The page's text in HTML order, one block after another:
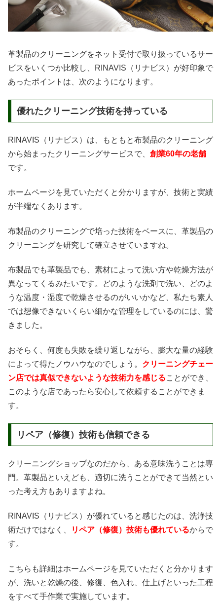
革製品のクリーニングをネット受付で取り扱っているサー
ビスをいくつか比較し、RINAVIS（リナビス）が好印象で
あったポイントは、次のようになります。
優れたクリーニング技術を持っている
RINAVIS（リナビス）は、もともと布製品のクリーニング
から始まったクリーニングサービスで、 創業60年の老舗
です。
ホームページを見ていただくと分かりますが、技術と実績
が半端なくあります。
布製品のクリーニングで培った技術をベースに、革製品の
クリーニングを研究して確立させていますね。
布製品でも革製品でも、素材によって洗い方や乾燥方法が
異なってくるみたいです。どのような洗剤で洗い、どのよ
うな温度・湿度で乾燥させるのがいいかなど、私たち素人
では想像できないくらい細かな管理をしているのには、驚
きました。
おそらく、何度も失敗を繰り返しながら、膨大な量の経験
によって得たノウハウなのでしょう。 クリーニングチェー
ン店では真似できないような技術力を感じることができ、
このような店であったら安心して依頼することができま
す。
リペア（修復）技術も信頼できる
クリーニングショップなのだから、ある意味洗うことは専
門。革製品といえども、適切に洗うことができて当然とい
った考え方もありますよね。
RINAVIS（リナビス）が優れていると感じたのは、洗浄技
術だけではなく、
リペア（修復）技術も優れているからで
す。
こちらも詳細はホームページを見ていただくと分かります
が、洗いと乾燥の後、修復、色入れ、仕上げといった工程
をすべて手作業で実施しています。